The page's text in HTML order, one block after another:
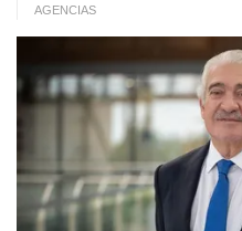
AGENCIAS